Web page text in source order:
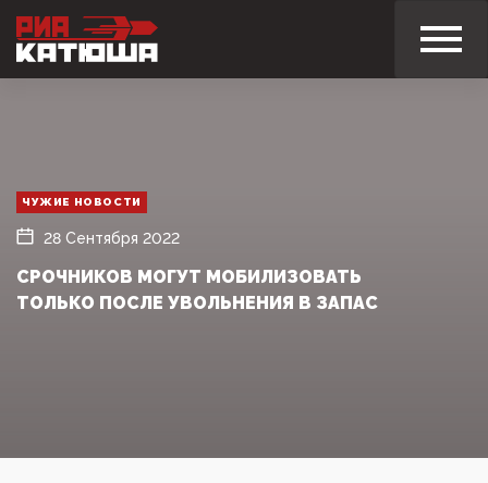
ЧУЖИЕ НОВОСТИ
28 Сентября 2022
СРОЧНИКОВ МОГУТ МОБИЛИЗОВАТЬ
ТОЛЬКО ПОСЛЕ УВОЛЬНЕНИЯ В ЗАПАС